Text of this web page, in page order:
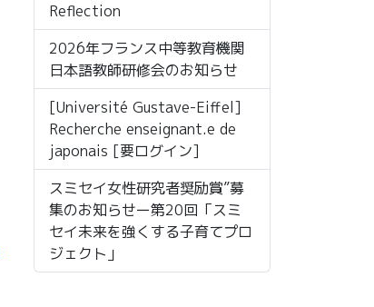
Reflection
2026年フランス中等教育機関
日本語教師研修会のお知らせ
[Université Gustave-Eiffel]
Recherche enseignant.e de
japonais [要ログイン]
スミセイ女性研究者奨励賞”募
集のお知らせー第20回「スミ
セイ未来を強くする子育てプロ
ジェクト」